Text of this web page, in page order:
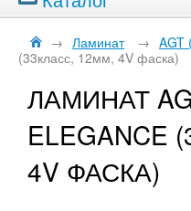
→ Ламинат → AGT
(33класс, 12мм, 4V фаска)
ЛАМИНАТ
ELEGANCE
4V ФАСКА)